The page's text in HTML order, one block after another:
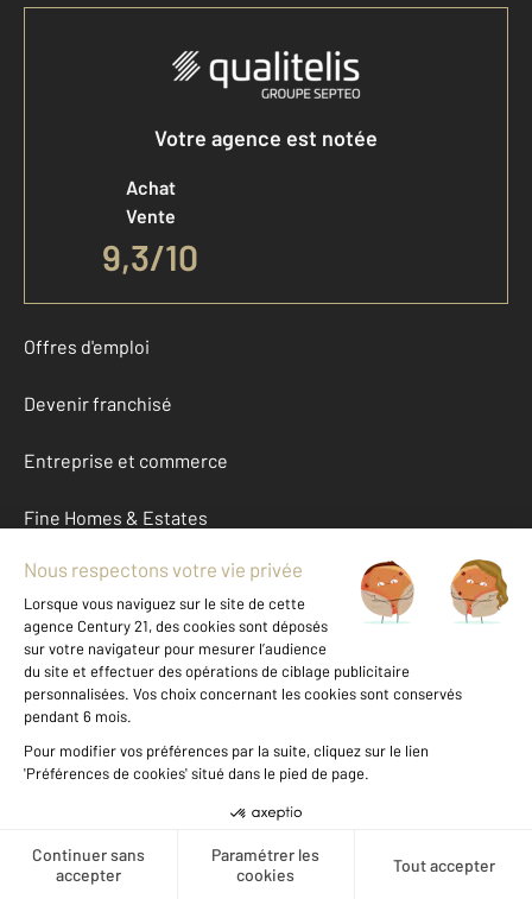
Votre agence est notée
Achat
Vente
9,3/10
Offres d'emploi
Devenir franchisé
Entreprise et commerce
Fine Homes & Estates
À propos
International
Nous contacter
Données personnelles
Gestionnaire des cookies